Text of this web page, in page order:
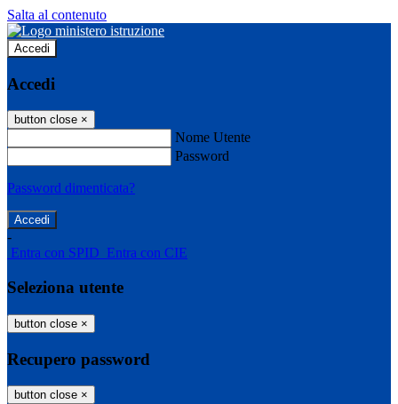
Salta al contenuto
Accedi
Accedi
button close ×
Nome Utente
Password
Password dimenticata?
-
Entra con SPID Entra con CIE
Seleziona utente
button close ×
Recupero password
button close ×